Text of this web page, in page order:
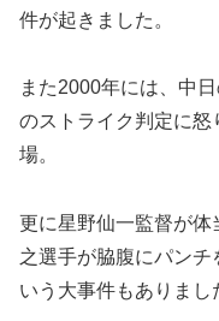
件が起きました。
また2000年には、中
のストライク判定に怒
場。
更に星野仙一監督が
之選手が脇腹にパンチ
いう大事件もありまし